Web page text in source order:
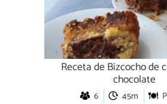
Receta de Bizcocho de
chocolate
6 45m